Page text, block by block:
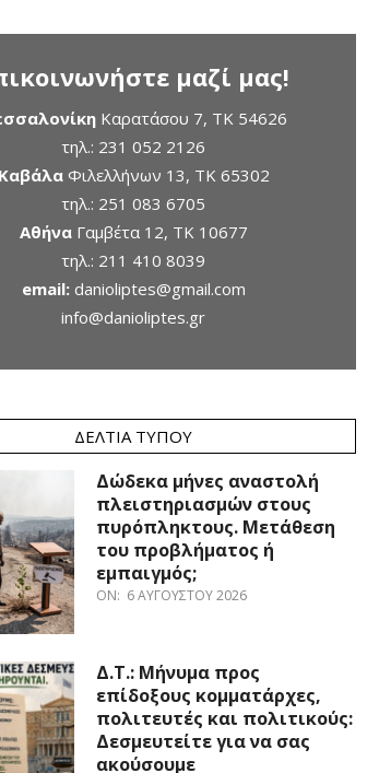
μαζί μας!
Καρατάσου 7, TK 54626
τηλ.: 231 052 2126
ΚαβάλαΦιλελλήνων 13, ΤΚ 65302
τηλ.: 251 083 6705
ΑθήναΓαμβέτα 12, ΤΚ 10677
τηλ.: 211 410 8039
email: danioliptes@gmail.com
info@danioliptes.gr
ΔΕΛΤΊΑ ΤΎΠΟΥ
Δώδεκα μήνες αναστολή
πλειστηριασμών στους
πυρόπληκτους. Μετάθεση
του προβλήματος ή
εμπαιγμός;
ON: 6 ΑΥΓΟΎΣΤΟΥ 2026
Δ.Τ.: Μήνυμα προς
επίδοξους κομματάρχες,
πολιτευτές και πολιτικούς:
Δεσμευτείτε για να σας
ακούσουμε